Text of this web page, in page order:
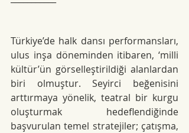
Türkiye’de halk dansı performansları,
ulus inşa döneminden itibaren, ‘milli
kültür’ün görselleştirildiği alanlardan
biri olmuştur. Seyirci beğenisini
arttırmaya yönelik, teatral bir kurgu
oluşturmak hedeflendiğinde
başvurulan temel stratejiler; çatışma,